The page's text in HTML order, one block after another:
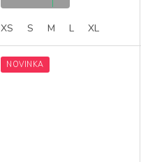
XS S M L XL
NOVINKA